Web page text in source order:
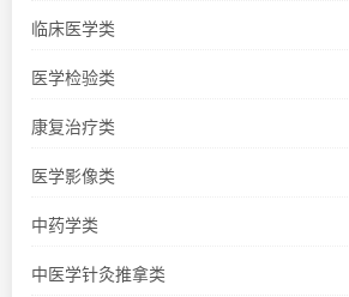
临床医学类
医学检验类
康复治疗类
医学影像类
中药学类
中医学针灸推拿类